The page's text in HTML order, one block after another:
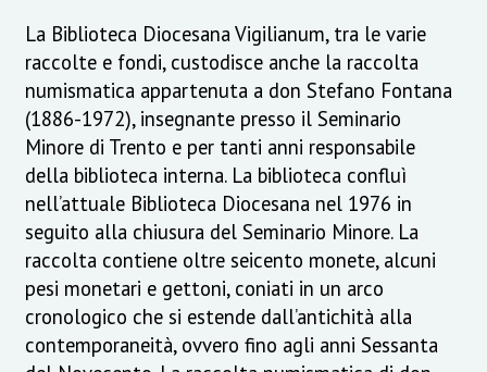
La Biblioteca Diocesana Vigilianum, tra le varie
raccolte e fondi, custodisce anche la raccolta
numismatica appartenuta a don Stefano Fontana
(1886-1972), insegnante presso il Seminario
Minore di Trento e per tanti anni responsabile
della biblioteca interna. La biblioteca confluì
nell’attuale Biblioteca Diocesana nel 1976 in
seguito alla chiusura del Seminario Minore. La
raccolta contiene oltre seicento monete, alcuni
pesi monetari e gettoni, coniati in un arco
cronologico che si estende dall’antichità alla
contemporaneità, ovvero fino agli anni Sessanta